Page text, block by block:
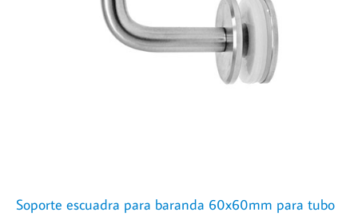
Soporte escuadra para baranda 60x60mm para tubo